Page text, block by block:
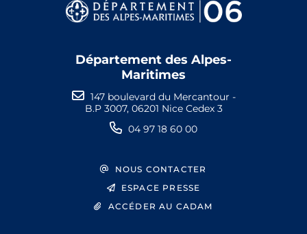
Département des Alpes-
Maritimes
147 boulevard du Mercantour -
B.P 3007, 06201 Nice Cedex 3
04 97 18 60 00
NOUS CONTACTER
ESPACE PRESSE
ACCÉDER AU CADAM